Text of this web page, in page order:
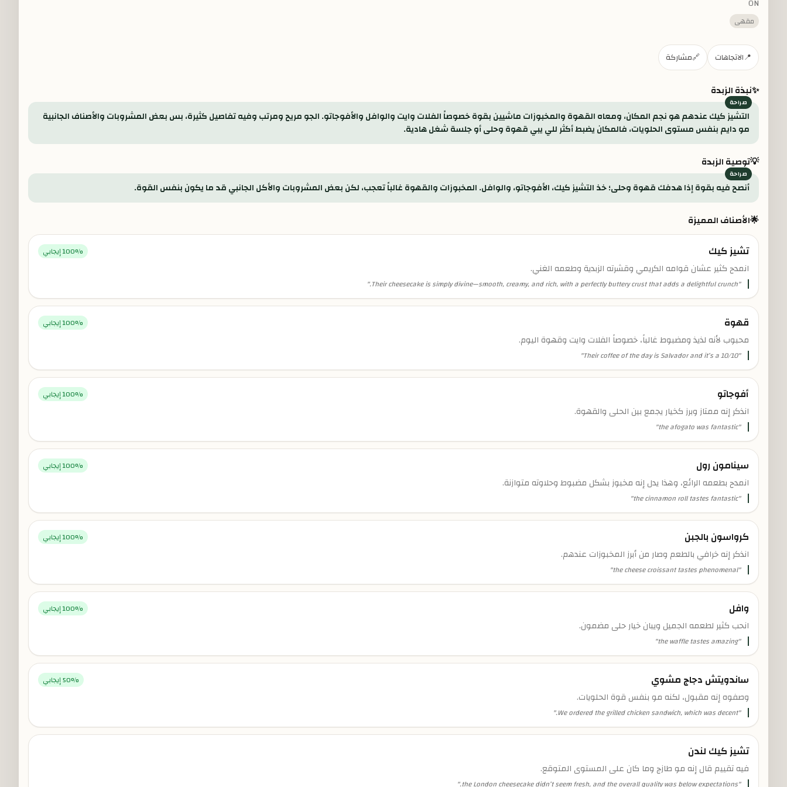
ON
مقهى
📍الاتجاهات 🔗مشاركة
✨نبذة الزبدة
التشيز كيك عندهم هو نجم المكان، ومعاه القهوة والمخبوزات ماشيين بقوة خصوصاً الفلات وايت والوافل والأفوجاتو. الجو مريح ومرتب وفيه تفاصيل كثيرة، بس بعض المشروبات والأصناف الجانبية
مو دايم بنفس مستوى الحلويات، فالمكان يضبط أكثر للي يبي قهوة وحلى أو جلسة شغل هادية.
💡توصية الزبدة
أنصح فيه بقوة إذا هدفك قهوة وحلى؛ خذ التشيز كيك، الأفوجاتو، والوافل. المخبوزات والقهوة غالباً تعجب، لكن بعض المشروبات والأكل الجانبي قد ما يكون بنفس القوة.
🌟الأصناف المميزة
تشيز كيك 100% إيجابي
انمدح كثير عشان قوامه الكريمي وقشرته الزبدية وطعمه الغني.
"
Their cheesecake is simply divine—smooth, creamy, and rich, with a perfectly buttery crust that adds a delightful crunch.
"
قهوة 100% إيجابي
محبوب لأنه لذيذ ومضبوط غالباً، خصوصاً الفلات وايت وقهوة اليوم.
"
Their coffee of the day is Salvador and it’s a 10/10
"
أفوجاتو 100% إيجابي
انذكر إنه ممتاز وبرز كخيار يجمع بين الحلى والقهوة.
"
the afogato was fantastic
"
سينامون رول 100% إيجابي
انمدح بطعمه الرائع، وهذا يدل إنه مخبوز بشكل مضبوط وحلاوته متوازنة.
"
the cinnamon roll tastes fantastic
"
كرواسون بالجبن 100% إيجابي
انذكر إنه خرافي بالطعم وصار من أبرز المخبوزات عندهم.
"
the cheese croissant tastes phenomenal
"
وافل 100% إيجابي
انحب كثير لطعمه الجميل ويبان خيار حلى مضمون.
"
the waffle tastes amazing
"
ساندويتش دجاج مشوي 50% إيجابي
وصفوه إنه مقبول، لكنه مو بنفس قوة الحلويات.
"
We ordered the grilled chicken sandwich, which was decent.
"
تشيز كيك لندن
فيه تقييم قال إنه مو طازج وما كان على المستوى المتوقع.
"
the London cheesecake didn’t seem fresh, and the overall quality was below expectations.
"